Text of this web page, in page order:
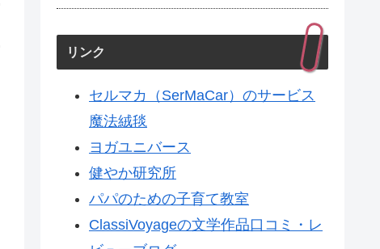
リンク
セルマカ（SerMaCar）のサービス
魔法絨毯
ヨガユニバース
健やか研究所
パパのための子育て教室
ClassiVoyageの文学作品口コミ・レ